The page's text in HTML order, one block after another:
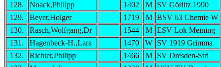
128.
Noack,Philipp 1402 M
SV Görlitz 1990
129.
Beyer,Holger 1719 M BSV 63 Chemie W
130.
Rasch,Wolfgang,Dr 1544 M ESV Lok Meining
131.
Hagenbeck-H.,Lara 1470 W SV 1919 Grimma
132.
Richter,Philipp 1466 M
SV Dresden-Stri